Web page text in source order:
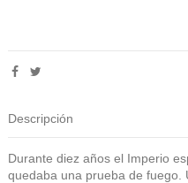
Descripción
Durante diez años el Imperio
quedaba una prueba de fuego.